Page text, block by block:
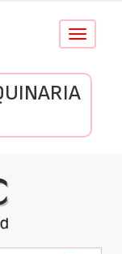
Conmutar